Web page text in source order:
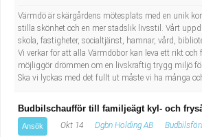
Värmdö är skärgårdens mötesplats med en unik
stilla skönhet och en mer stadslik livsstil. Vårt
skola, fastigheter, socialtjänst, hamnar, vård,
Vi verkar för att alla Värmdöbor kan leva ett rikt
möjliggör drömmen om en livskraftig trygg miljö
Ska vi lyckas med det fullt ut måste vi ha många
Budbilschaufför till familjeägt kyl- och
Ansök Okt 14 Dgbn Holding AB